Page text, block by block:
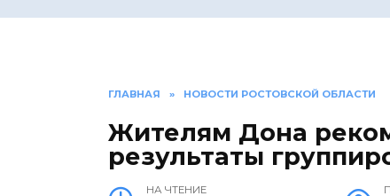
ГЛАВНАЯ » НОВОСТИ РОСТОВСКОЙ ОБЛАСТИ
Жителям Дона
результаты
НА ЧТЕНИЕ